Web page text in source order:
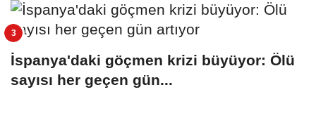
İspanya'daki göçmen krizi büyüyor: Ölü
sayısı her geçen gün...